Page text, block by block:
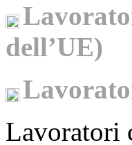
dell’UE)
Lavoratori